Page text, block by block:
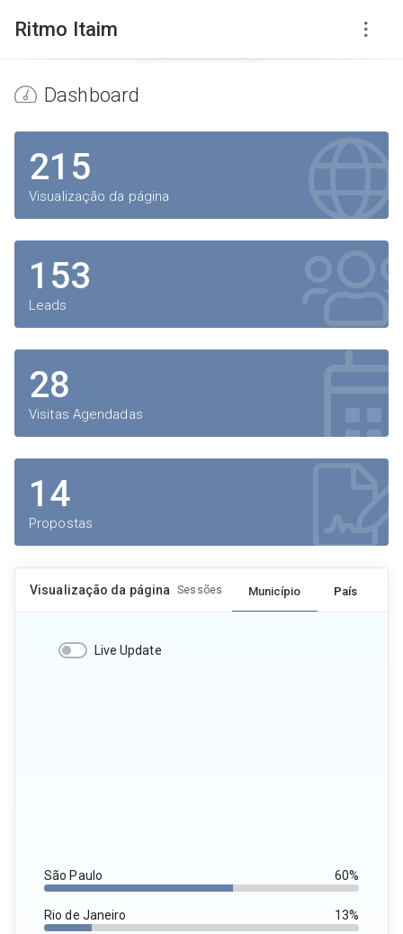
Ritmo Itaim
Dashboard
215
Visualização da página
153
Leads
28
Visitas Agendadas
14
Propostas
Visualização da página Sessões Município País
Live Update
São Paulo 60%
Rio de Janeiro 13%